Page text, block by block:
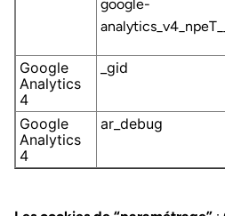
google-
Google
Analytics
4
_gid
Google
Analytics
4
ar_debug